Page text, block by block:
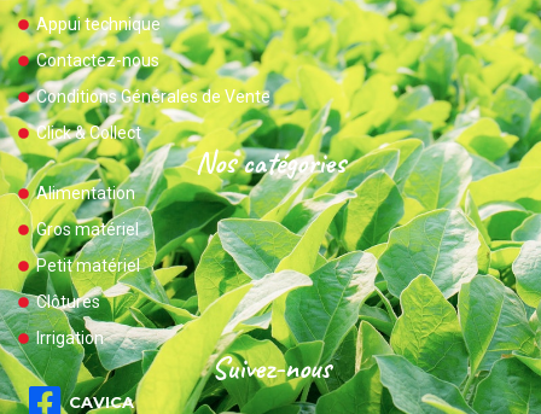
Appui technique
Contactez-nous
Conditions Générales de Vente
Click & Collect
Nos catégories
Alimentation
Gros matériel
Petit matériel
Clôtures
Irrigation
Suivez-nous
CAVICA